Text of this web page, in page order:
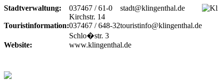
Stadtverwaltung:
037467 / 61-0
Kirchstr. 14
stadt@klingenthal.de
Touristinformation:037467 / 648-32
Schlo�str. 3
touristinfo@klingenthal.de
Website: www.klingenthal.de